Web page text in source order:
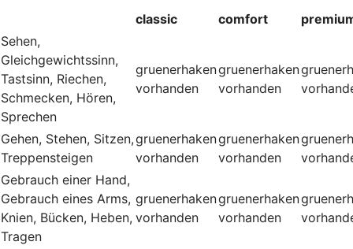
classic comfort
Sehen,
Gleichgewichtssinn,
Tastsinn, Riechen,
Schmecken, Hören,
Sprechen
gruenerhaken
vorhanden
gruenerhaken
vorhanden
Gehen, Stehen, Sitzen,
Treppensteigen
gruenerhaken
vorhanden
gruenerhaken
vorhanden
Gebrauch einer Hand,
Gebrauch eines Arms,
Knien, Bücken, Heben,
Tragen
gruenerhaken
vorhanden
gruenerhaken
vorhanden